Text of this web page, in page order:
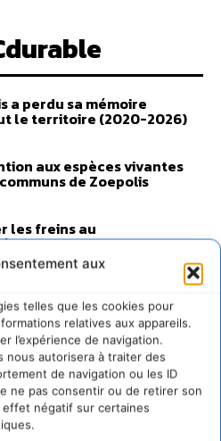
aux
telles que les cookies pour
relatives aux appareils.
l’expérience de navigation.
nous autorisera à traiter des
de navigation ou les ID
ne pas consentir ou de retirer son
négatif sur certaines
a perdu sa mémoire
le territoire (2020-2026)
aux espèces vivantes
de Zoepolis
les freins au
comestibles dans nos
l’éco-lucidité transforme
résilientes et durables,
climatique